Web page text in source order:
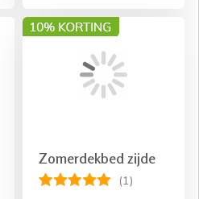
Zomerdekbed zijde
(1)